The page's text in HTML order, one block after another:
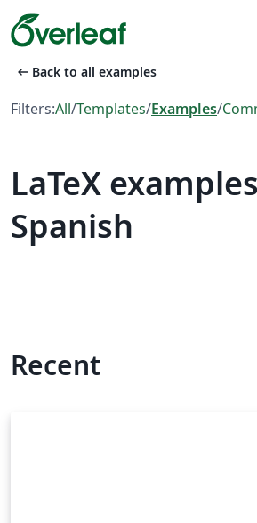
arrow_left_alt Back to all examples
Filters:All/Templates/Examples/
LaTeX
Spanish
Recent